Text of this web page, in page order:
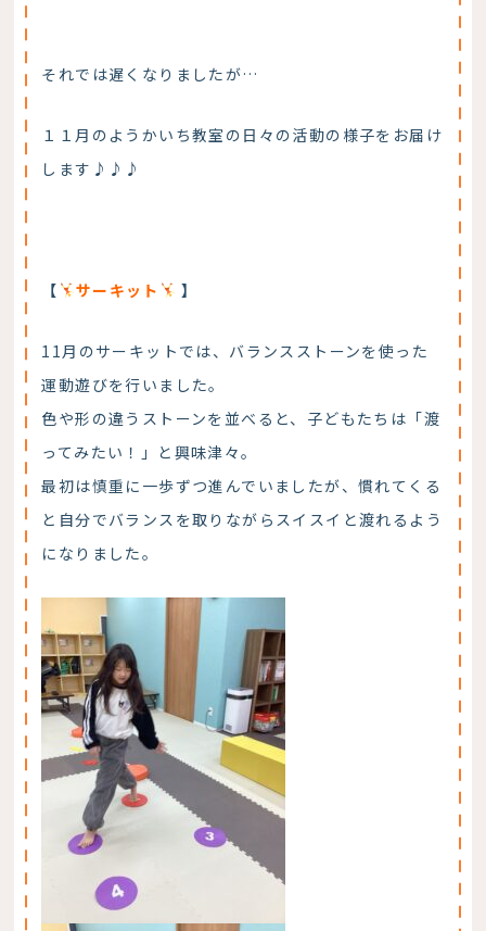
それでは遅くなりましたが…
１１月のようかいち教室の日々の活動の様子をお届け
します♪♪♪
【 サーキット 】
11月のサーキットでは、バランスストーンを使った
運動遊びを行いました。
色や形の違うストーンを並べると、子どもたちは「渡
ってみたい！」と興味津々。
最初は慎重に一歩ずつ進んでいましたが、慣れてくる
と自分でバランスを取りながらスイスイと渡れるよう
になりました。